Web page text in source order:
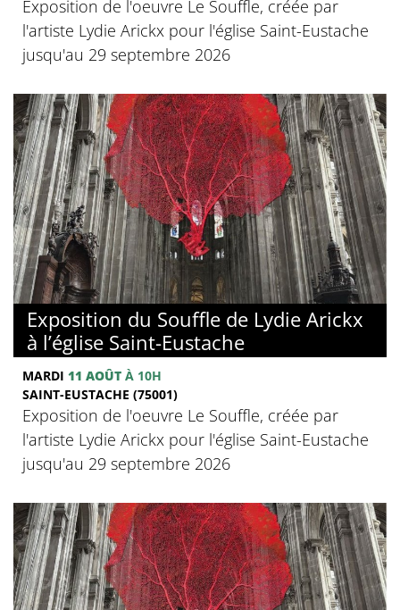
Exposition de l'oeuvre Le Souffle, créée par
l'artiste Lydie Arickx pour l'église Saint-Eustache
jusqu'au 29 septembre 2026
Exposition du Souffle de Lydie Arickx
à l’église Saint-Eustache
MARDI 11 AOÛT À 10H
SAINT-EUSTACHE (75001)
Exposition de l'oeuvre Le Souffle, créée par
l'artiste Lydie Arickx pour l'église Saint-Eustache
jusqu'au 29 septembre 2026